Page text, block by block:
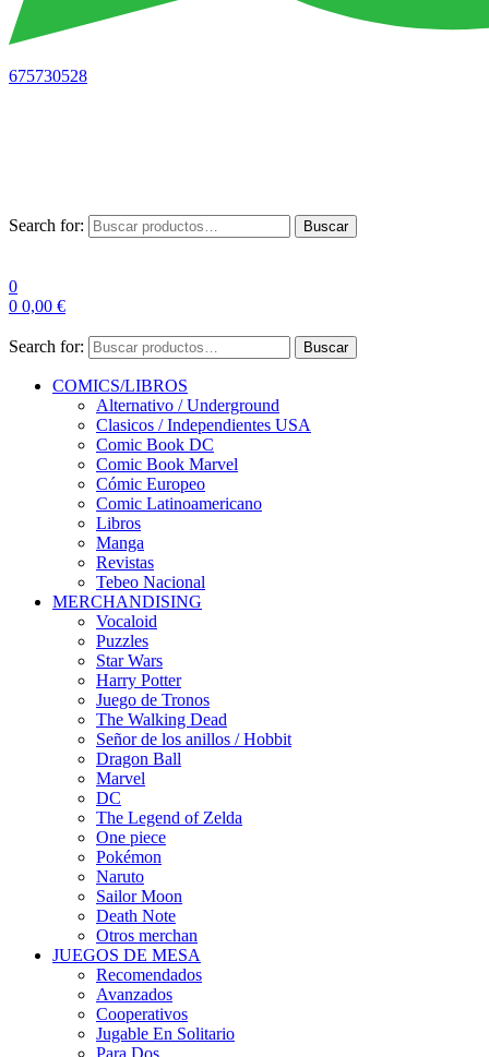
675730528
Search for: Buscar
0
0 0,00 €
Search for: Buscar
COMICS/LIBROS
Alternativo / Underground
Clasicos / Independientes USA
Comic Book DC
Comic Book Marvel
Cómic Europeo
Comic Latinoamericano
Libros
Manga
Revistas
Tebeo Nacional
MERCHANDISING
Vocaloid
Puzzles
Star Wars
Harry Potter
Juego de Tronos
The Walking Dead
Señor de los anillos / Hobbit
Dragon Ball
Marvel
DC
The Legend of Zelda
One piece
Pokémon
Naruto
Sailor Moon
Death Note
Otros merchan
JUEGOS DE MESA
Recomendados
Avanzados
Cooperativos
Jugable En Solitario
Para Dos